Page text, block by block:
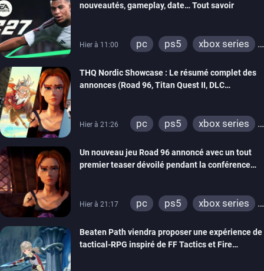
nouveautés, gameplay, date… Tout savoir
Hier à 11:00 pc ps5
xbox series
THQ Nordic Showcase : Le résumé complet des
annonces (Road 96, Titan Quest II, DLC
Hier à 21:26 pc ps5
xbox series
xbox one
switch 2
Un nouveau jeu Road 96 annoncé avec un tout
premier teaser dévoilé pendant la conférence
Hier à 21:17 pc ps5
xbox series
xbox one
Beaten Path viendra proposer une expérience de
tactical-RPG inspiré de FF Tactics et Fire